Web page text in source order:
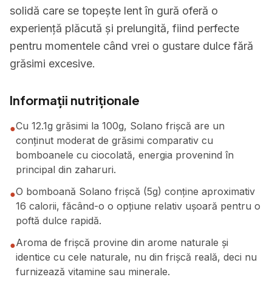
solidă care se topește lent în gură oferă o
experiență plăcută și prelungită, fiind perfecte
pentru momentele când vrei o gustare dulce fără
grăsimi excesive.
Informații nutriționale
●Cu 12.1g grăsimi la 100g, Solano frișcă are un
conținut moderat de grăsimi comparativ cu
bomboanele cu ciocolată, energia provenind în
principal din zaharuri.
●O bomboană Solano frișcă (5g) conține aproximativ
16 calorii, făcând-o o opțiune relativ ușoară pentru o
poftă dulce rapidă.
●Aroma de frișcă provine din arome naturale și
identice cu cele naturale, nu din frișcă reală, deci nu
furnizează vitamine sau minerale.